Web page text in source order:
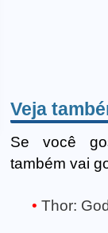
Veja
Se você
também vai
Thor: